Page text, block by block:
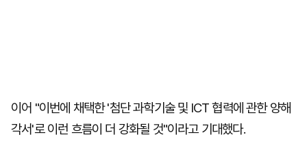
이어 "이번에 채택한 '첨단 과학기술 및 ICT 협력에 관한 양해
각서'로 이런 흐름이 더 강화될 것"이라고 기대했다.